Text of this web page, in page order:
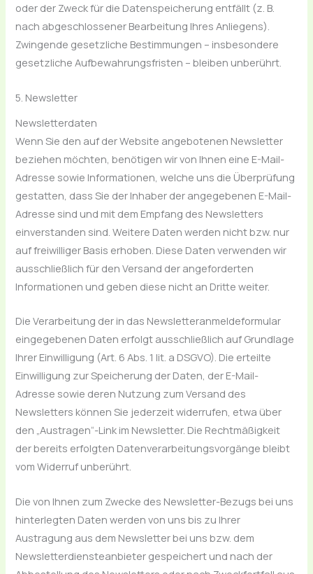
oder der Zweck für die Datenspeicherung entfällt (z. B.
nach abgeschlossener Bearbeitung Ihres Anliegens).
Zwingende gesetzliche Bestimmungen – insbesondere
gesetzliche Aufbewahrungsfristen – bleiben unberührt.
5. Newsletter
Newsletter­daten
Wenn Sie den auf der Website angebotenen Newsletter
beziehen möchten, benötigen wir von Ihnen eine E-Mail-
Adresse sowie Informationen, welche uns die Überprüfung
gestatten, dass Sie der Inhaber der angegebenen E-Mail-
Adresse sind und mit dem Empfang des Newsletters
einverstanden sind. Weitere Daten werden nicht bzw. nur
auf freiwilliger Basis erhoben. Diese Daten verwenden wir
ausschließlich für den Versand der angeforderten
Informationen und geben diese nicht an Dritte weiter.
Die Verarbeitung der in das Newsletteranmeldeformular
eingegebenen Daten erfolgt ausschließlich auf Grundlage
Ihrer Einwilligung (Art. 6 Abs. 1 lit. a DSGVO). Die erteilte
Einwilligung zur Speicherung der Daten, der E-Mail-
Adresse sowie deren Nutzung zum Versand des
Newsletters können Sie jederzeit widerrufen, etwa über
den „Austragen“-Link im Newsletter. Die Rechtmäßigkeit
der bereits erfolgten Datenverarbeitungsvorgänge bleibt
vom Widerruf unberührt.
Die von Ihnen zum Zwecke des Newsletter-Bezugs bei uns
hinterlegten Daten werden von uns bis zu Ihrer
Austragung aus dem Newsletter bei uns bzw. dem
Newsletterdiensteanbieter gespeichert und nach der